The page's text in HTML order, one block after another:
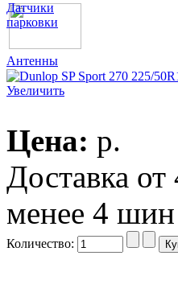
Датчики
парковки
Антенны
Увеличить
Цена: p.
Доставка
менее 4 шин
Количество: